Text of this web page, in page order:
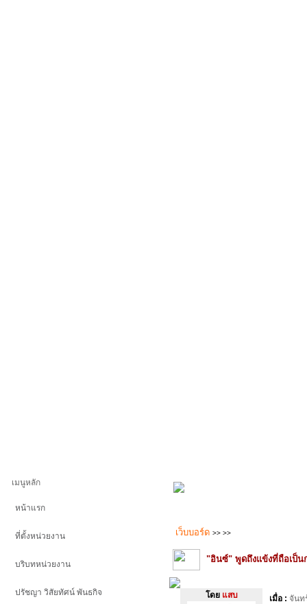
เมนูหลัก
หน้าแรก
ที่ตั้งหน่วยงาน
บริบทหน่วยงาน
ปรัชญา วิสัยทัศน์ พันธกิจ
เว็บบอร์ด >> >>
"อินซ์" พูดถึงแข้งที่ถือเป็
โดยแสบ เมื่อ : จันท